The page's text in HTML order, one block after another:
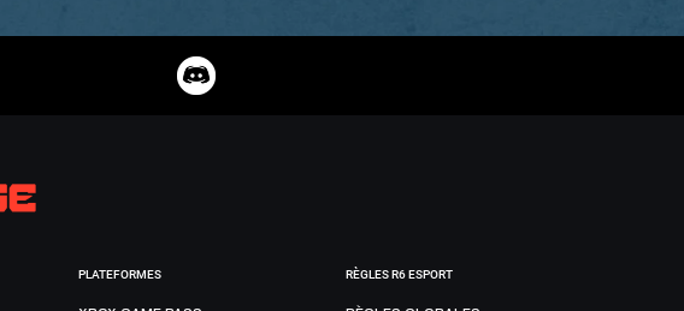
PLATEFORMES RÈGLES R6 ESPORT